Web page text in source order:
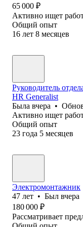
65 000 ₽
Активно ищет
Общий опыт
16 лет 8 месяцев
Руководитель
HR Generalist
Была вчера •
Активно ищет
Общий опыт
23 года 5 месяцев
Электромонтажник
47 лет • Был вчера
180 000 ₽
Рассматривает